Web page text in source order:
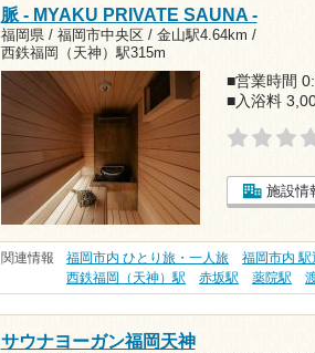
脈 - MYAKU PRIVATE SAUNA -
福岡県 / 福岡市中央区 / 金山駅4.64km /
西鉄福岡（天神）駅315m
■営業時間
■入浴料
施設情
関連情報 福岡市内 ひとり旅・一人旅 福岡市内 駅
西鉄福岡（天神）駅
赤坂駅 薬院駅
サウナヨーガン福岡天神